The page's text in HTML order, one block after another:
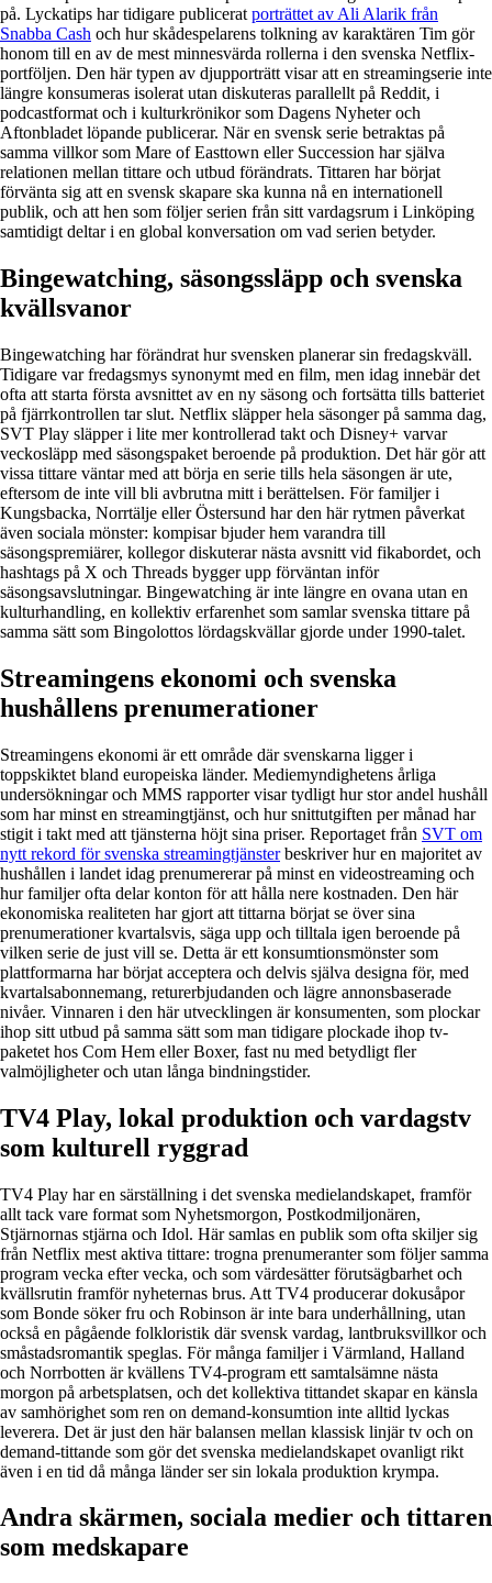
på. Lyckatips har tidigare publicerat porträttet av Ali Alarik från
Snabba Cash och hur skådespelarens tolkning av karaktären Tim gör
honom till en av de mest minnesvärda rollerna i den svenska Netflix-
portföljen. Den här typen av djupporträtt visar att en streamingserie inte
längre konsumeras isolerat utan diskuteras parallellt på Reddit, i
podcastformat och i kulturkrönikor som Dagens Nyheter och
Aftonbladet löpande publicerar. När en svensk serie betraktas på
samma villkor som Mare of Easttown eller Succession har själva
relationen mellan tittare och utbud förändrats. Tittaren har börjat
förvänta sig att en svensk skapare ska kunna nå en internationell
publik, och att hen som följer serien från sitt vardagsrum i Linköping
samtidigt deltar i en global konversation om vad serien betyder.
Bingewatching, säsongssläpp och svenska
kvällsvanor
Bingewatching har förändrat hur svensken planerar sin fredagskväll.
Tidigare var fredagsmys synonymt med en film, men idag innebär det
ofta att starta första avsnittet av en ny säsong och fortsätta tills batteriet
på fjärrkontrollen tar slut. Netflix släpper hela säsonger på samma dag,
SVT Play släpper i lite mer kontrollerad takt och Disney+ varvar
veckosläpp med säsongspaket beroende på produktion. Det här gör att
vissa tittare väntar med att börja en serie tills hela säsongen är ute,
eftersom de inte vill bli avbrutna mitt i berättelsen. För familjer i
Kungsbacka, Norrtälje eller Östersund har den här rytmen påverkat
även sociala mönster: kompisar bjuder hem varandra till
säsongspremiärer, kollegor diskuterar nästa avsnitt vid fikabordet, och
hashtags på X och Threads bygger upp förväntan inför
säsongsavslutningar. Bingewatching är inte längre en ovana utan en
kulturhandling, en kollektiv erfarenhet som samlar svenska tittare på
samma sätt som Bingolottos lördagskvällar gjorde under 1990-talet.
Streamingens ekonomi och svenska
hushållens prenumerationer
Streamingens ekonomi är ett område där svenskarna ligger i
toppskiktet bland europeiska länder. Mediemyndighetens årliga
undersökningar och MMS rapporter visar tydligt hur stor andel hushåll
som har minst en streamingtjänst, och hur snittutgiften per månad har
stigit i takt med att tjänsterna höjt sina priser. Reportaget från SVT om
nytt rekord för svenska streamingtjänsterbeskriver hur en majoritet av
hushållen i landet idag prenumererar på minst en videostreaming och
hur familjer ofta delar konton för att hålla nere kostnaden. Den här
ekonomiska realiteten har gjort att tittarna börjat se över sina
prenumerationer kvartalsvis, säga upp och tilltala igen beroende på
vilken serie de just vill se. Detta är ett konsumtionsmönster som
plattformarna har börjat acceptera och delvis själva designa för, med
kvartalsabonnemang, returerbjudanden och lägre annonsbaserade
nivåer. Vinnaren i den här utvecklingen är konsumenten, som plockar
ihop sitt utbud på samma sätt som man tidigare plockade ihop tv-
paketet hos Com Hem eller Boxer, fast nu med betydligt fler
valmöjligheter och utan långa bindningstider.
TV4 Play, lokal produktion och vardagstv
som kulturell ryggrad
TV4 Play har en särställning i det svenska medielandskapet, framför
allt tack vare format som Nyhetsmorgon, Postkodmiljonären,
Stjärnornas stjärna och Idol. Här samlas en publik som ofta skiljer sig
från Netflix mest aktiva tittare: trogna prenumeranter som följer samma
program vecka efter vecka, och som värdesätter förutsägbarhet och
kvällsrutin framför nyheternas brus. Att TV4 producerar dokusåpor
som Bonde söker fru och Robinson är inte bara underhållning, utan
också en pågående folkloristik där svensk vardag, lantbruksvillkor och
småstadsromantik speglas. För många familjer i Värmland, Halland
och Norrbotten är kvällens TV4-program ett samtalsämne nästa
morgon på arbetsplatsen, och det kollektiva tittandet skapar en känsla
av samhörighet som ren on demand-konsumtion inte alltid lyckas
leverera. Det är just den här balansen mellan klassisk linjär tv och on
demand-tittande som gör det svenska medielandskapet ovanligt rikt
även i en tid då många länder ser sin lokala produktion krympa.
Andra skärmen, sociala medier och tittaren
som medskapare